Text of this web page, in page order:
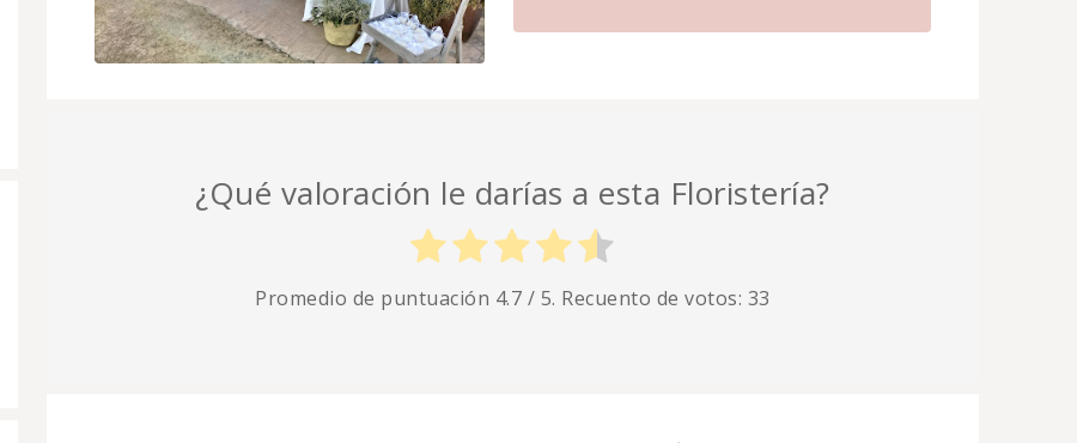
¿Qué valoración le darías a esta Floristería?
Promedio de puntuación 4.7 / 5. Recuento de votos: 33